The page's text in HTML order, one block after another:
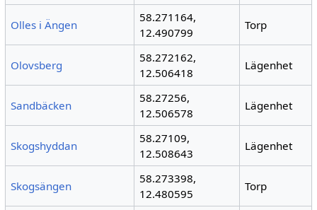
Olles i Ängen
58.271164,
12.490799
Torp
Olovsberg
58.272162,
12.506418
Lägenhet
Sandbäcken
58.27256,
12.506578
Lägenhet
Skogshyddan
58.27109,
12.508643
Lägenhet
Skogsängen
58.273398,
12.480595
Torp